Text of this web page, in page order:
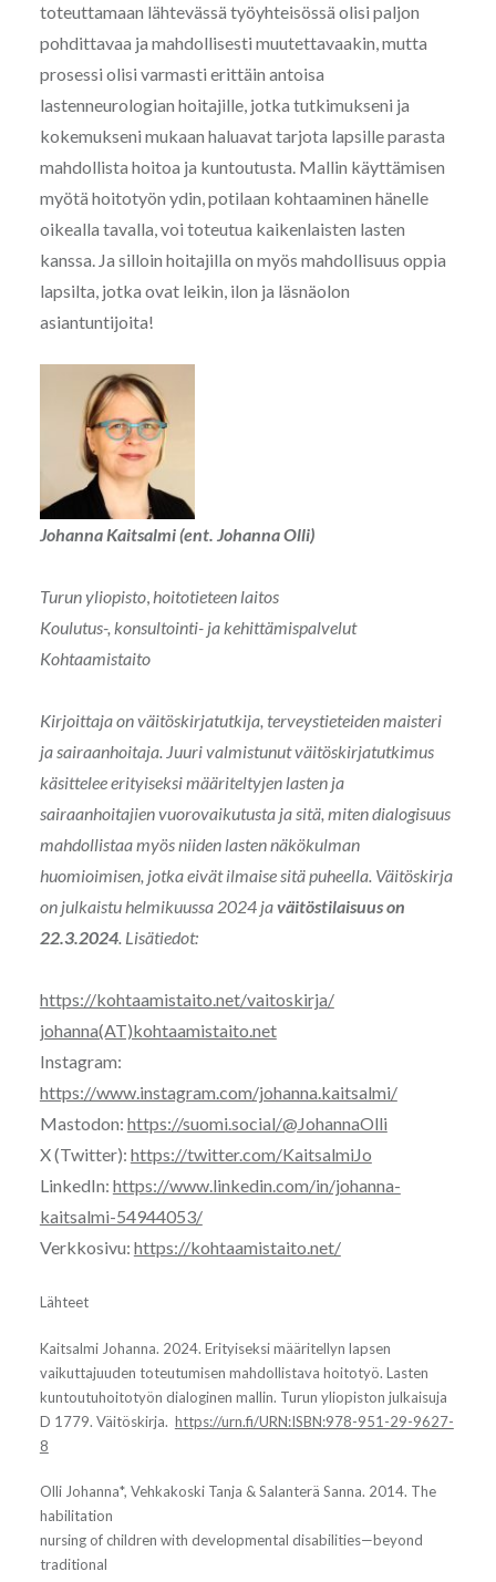
toteuttamaan lähtevässä työyhteisössä olisi paljon
pohdittavaa ja mahdollisesti muutettavaakin, mutta
prosessi olisi varmasti erittäin antoisa
lastenneurologian hoitajille, jotka tutkimukseni ja
kokemukseni mukaan haluavat tarjota lapsille parasta
mahdollista hoitoa ja kuntoutusta. Mallin käyttämisen
myötä hoitotyön ydin, potilaan kohtaaminen hänelle
oikealla tavalla, voi toteutua kaikenlaisten lasten
kanssa. Ja silloin hoitajilla on myös mahdollisuus oppia
lapsilta, jotka ovat leikin, ilon ja läsnäolon
asiantuntijoita!
Johanna Kaitsalmi (ent. Johanna Olli)
Turun yliopisto,hoitotieteen laitos
Koulutus-, konsultointi- ja kehittämispalvelut
Kohtaamistaito
Kirjoittaja on väitöskirjatutkija, terveystieteiden maisteri
ja sairaanhoitaja. Juuri valmistunut väitöskirjatutkimus
käsittelee erityiseksi määriteltyjen lasten ja
sairaanhoitajien vuorovaikutusta ja sitä, miten dialogisuus
mahdollistaa myös niiden lasten näkökulman
huomioimisen, jotka eivät ilmaise sitä puheella. Väitöskirja
on julkaistu helmikuussa 2024 javäitöstilaisuus on
22.3.2024. Lisätiedot:
https://kohtaamistaito.net/vaitoskirja/
johanna(AT)kohtaamistaito.net
Instagram:
https://www.instagram.com/johanna.kaitsalmi/
Mastodon: https://suomi.social/@JohannaOlli
X (Twitter): https://twitter.com/KaitsalmiJo
LinkedIn: https://www.linkedin.com/in/johanna-
kaitsalmi-54944053/
Verkkosivu: https://kohtaamistaito.net/
Lähteet
Kaitsalmi Johanna. 2024. Erityiseksi määritellyn lapsen
vaikuttajuuden toteutumisen mahdollistava hoitotyö. Lasten
kuntoutuhoitotyön dialoginen mallin. Turun yliopiston julkaisuja
D 1779. Väitöskirja. https://urn.fi/URN:ISBN:978-951-29-9627-
8
Olli Johanna*, Vehkakoski Tanja & Salanterä Sanna. 2014. The
habilitation
nursing of children with developmental disabilities—beyond
traditional